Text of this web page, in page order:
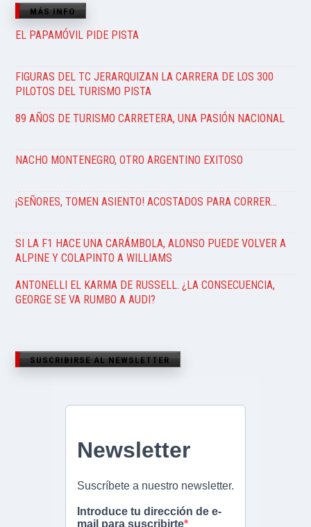
MÁS INFO
EL PAPAMÓVIL PIDE PISTA
FIGURAS DEL TC JERARQUIZAN LA CARRERA DE LOS 300
PILOTOS DEL TURISMO PISTA
89 AÑOS DE TURISMO CARRETERA, UNA PASIÓN NACIONAL
NACHO MONTENEGRO, OTRO ARGENTINO EXITOSO
¡SEÑORES, TOMEN ASIENTO! ACOSTADOS PARA CORRER…
SI LA F1 HACE UNA CARÁMBOLA, ALONSO PUEDE VOLVER A
ALPINE Y COLAPINTO A WILLIAMS
ANTONELLI EL KARMA DE RUSSELL. ¿LA CONSECUENCIA,
GEORGE SE VA RUMBO A AUDI?
SUSCRIBIRSE AL NEWSLETTER